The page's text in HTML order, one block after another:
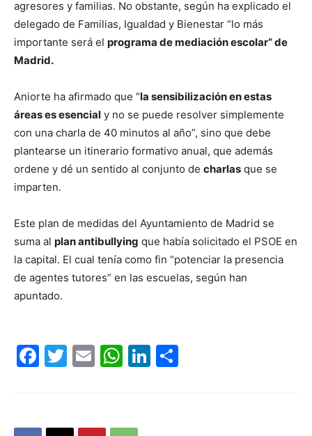
agresores y familias. No obstante, según ha explicado el
delegado de Familias, Igualdad y Bienestar “lo más
importante será el programa de mediación escolar” de
Madrid.
Aniorte ha afirmado que “la sensibilización en estas
áreas es esencial y no se puede resolver simplemente
con una charla de 40 minutos al año”, sino que debe
plantearse un itinerario formativo anual, que además
ordene y dé un sentido al conjunto de charlas que se
imparten.
Este plan de medidas del Ayuntamiento de Madrid se
suma al plan antibullying que había solicitado el PSOE en
la capital. El cual tenía como fin “potenciar la presencia
de agentes tutores” en las escuelas, según han
apuntado.
Facebook
Twitter
EmailWhatsApp
LinkedIn